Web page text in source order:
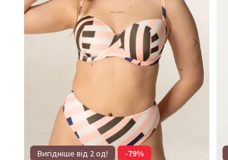
Вигідніше від 2 од! -79%